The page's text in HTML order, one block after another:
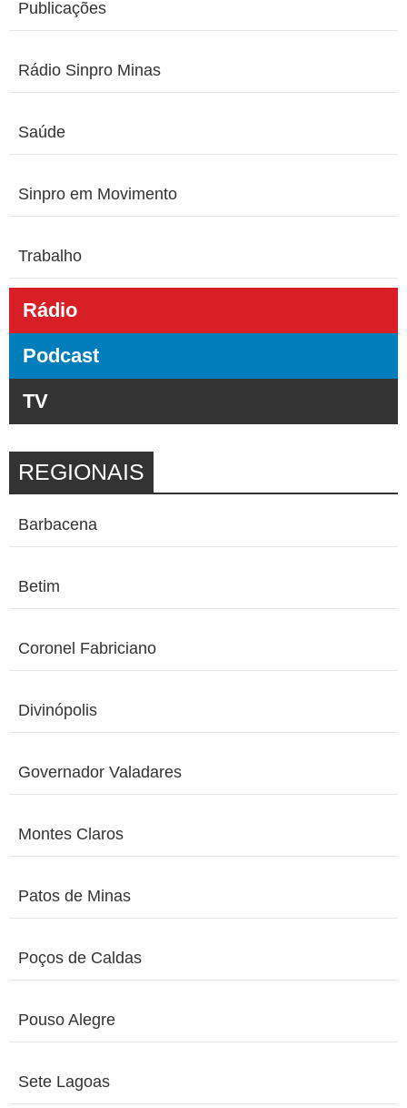
Publicações
Rádio Sinpro Minas
Saúde
Sinpro em Movimento
Trabalho
Rádio
Podcast
TV
REGIONAIS
Barbacena
Betim
Coronel Fabriciano
Divinópolis
Governador Valadares
Montes Claros
Patos de Minas
Poços de Caldas
Pouso Alegre
Sete Lagoas